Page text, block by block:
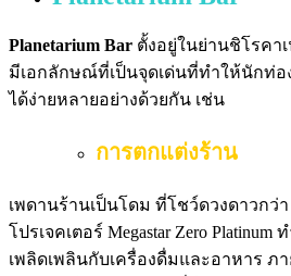
Planetarium Bar ตั้งอยู่ในย่านชิโรคา
มีเอกลักษณ์ที่เป็นจุดเด่นที่ทำให้นักท่อ
ได้ง่ายหลายอย่างด้วยกัน เช่น
การตกแต่งร้าน
เพดานร้านเป็นโดม ที่โชว์ดวงดาวกว่
โปรเจคเตอร์ Megastar Zero
เพลิดเพลินกับเครื่องดื่มและอาหาร ภ